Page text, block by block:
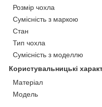
Розмір чохла
Сумісність з маркою
Стан
Тип чохла
Сумісність з моделлю
Користувальницькі
Матеріал
Модель